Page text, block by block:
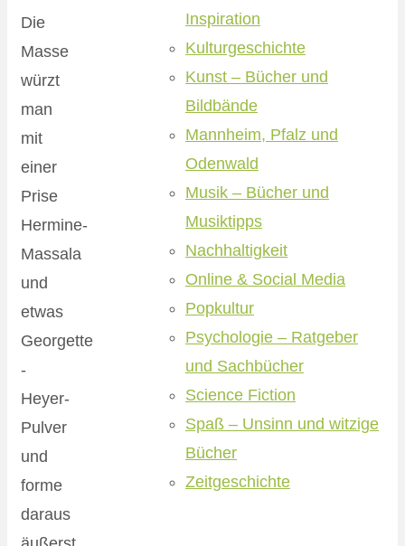
Die
Masse
würzt
man
mit
einer
Prise
Hermine-
Massala
und
etwas
Georgette
-
Heyer-
Pulver
und
forme
daraus
Inspiration
Kulturgeschichte
Kunst – Bücher und
Bildbände
Mannheim, Pfalz und
Odenwald
Musik – Bücher und
Musiktipps
Nachhaltigkeit
Online & Social Media
Popkultur
Psychologie – Ratgeber
und Sachbücher
Science Fiction
Spaß – Unsinn und witzige
Bücher
Zeitgeschichte